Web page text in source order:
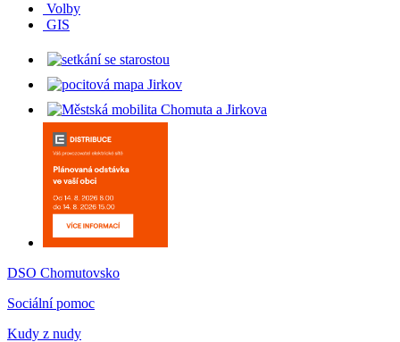
Volby
GIS
DSO Chomutovsko
Sociální pomoc
Kudy z nudy